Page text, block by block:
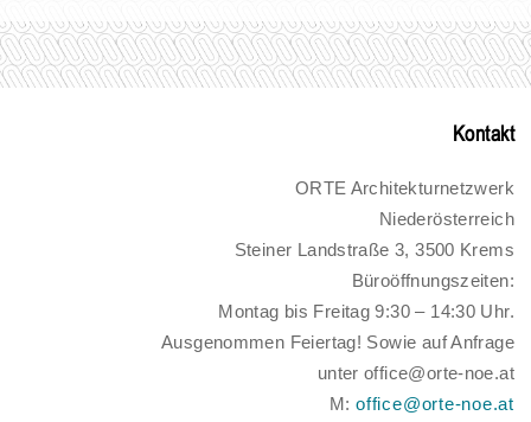
Kontakt
ORTE Architekturnetzwerk
Niederösterreich
Steiner Landstraße 3, 3500 Krems
Büroöffnungszeiten:
Montag bis Freitag 9:30 – 14:30 Uhr.
Ausgenommen Feiertag! Sowie auf Anfrage
unter office@orte-noe.at
M:office@orte-noe.at